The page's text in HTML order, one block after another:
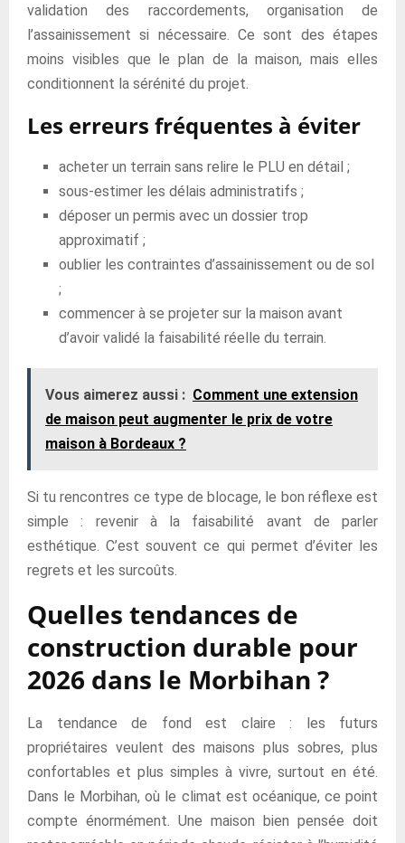
validation des raccordements, organisation de
l’assainissement si nécessaire. Ce sont des étapes
moins visibles que le plan de la maison, mais elles
conditionnent la sérénité du projet.
Les erreurs fréquentes à éviter
acheter un terrain sans relire le PLU en détail ;
sous-estimer les délais administratifs ;
déposer un permis avec un dossier trop
approximatif ;
oublier les contraintes d’assainissement ou de sol
;
commencer à se projeter sur la maison avant
d’avoir validé la faisabilité réelle du terrain.
Vous aimerez aussi : Comment une extension
de maison peut augmenter le prix de votre
maison à Bordeaux ?
Si tu rencontres ce type de blocage, le bon réflexe est
simple : revenir à la faisabilité avant de parler
esthétique. C’est souvent ce qui permet d’éviter les
regrets et les surcoûts.
Quelles tendances de
construction durable pour
2026 dans le Morbihan ?
La tendance de fond est claire : les futurs
propriétaires veulent des maisons plus sobres, plus
confortables et plus simples à vivre, surtout en été.
Dans le Morbihan, où le climat est océanique, ce point
compte énormément. Une maison bien pensée doit